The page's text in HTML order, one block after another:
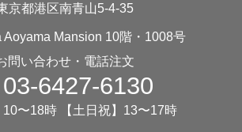
京都港区南青山5-4-35
Aoyama Mansion 10階・1008号
問い合わせ・電話注文
03-6427-6130
10〜18時 【土日祝】13〜17時